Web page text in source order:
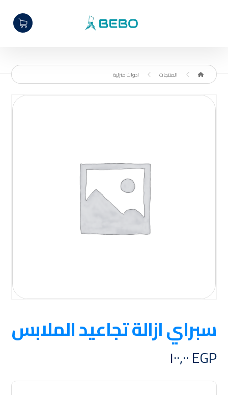
المنتجات ادوات منزلية
سبراي ازالة تجاعيد الملابس
EGP